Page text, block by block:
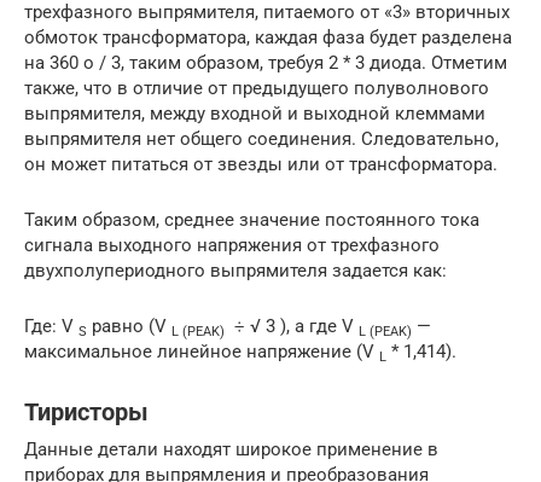
трехфазного выпрямителя, питаемого от «3» вторичных
обмоток трансформатора, каждая фаза будет разделена
на 360 o / 3, таким образом, требуя 2 * 3 диода. Отметим
также, что в отличие от предыдущего полуволнового
выпрямителя, между входной и выходной клеммами
выпрямителя нет общего соединения. Следовательно,
он может питаться от звезды или от трансформатора.
Таким образом, среднее значение постоянного тока
сигнала выходного напряжения от трехфазного
двухполупериодного выпрямителя задается как:
Где: V S равно (V L (PEAK) ÷ √ 3 ), а где V L (PEAK) —
максимальное линейное напряжение (V L * 1,414).
Тиристоры
Данные детали находят широкое применение в
приборах для выпрямления и преобразования